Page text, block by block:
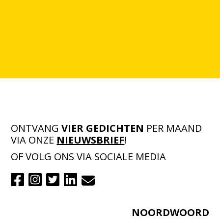
ONTVANGVIER GEDICHTEN PER MAAND
VIA ONZE NIEUWSBRIEF!
OF VOLG ONS VIA SOCIALE MEDIA
NOORDWOORD